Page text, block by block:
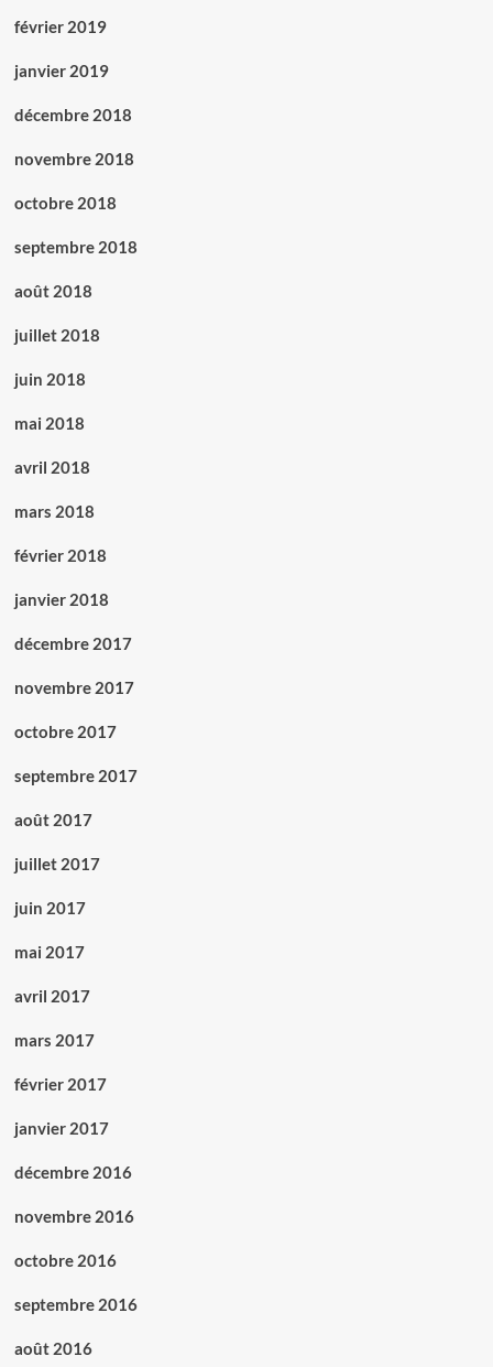
février 2019
janvier 2019
décembre 2018
novembre 2018
octobre 2018
septembre 2018
août 2018
juillet 2018
juin 2018
mai 2018
avril 2018
mars 2018
février 2018
janvier 2018
décembre 2017
novembre 2017
octobre 2017
septembre 2017
août 2017
juillet 2017
juin 2017
mai 2017
avril 2017
mars 2017
février 2017
janvier 2017
décembre 2016
novembre 2016
octobre 2016
septembre 2016
août 2016